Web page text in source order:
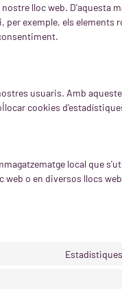
lloc web. D'aquesta
exemple, els elements
usuaris. Amb
cookies
local que
o en diversos llocs